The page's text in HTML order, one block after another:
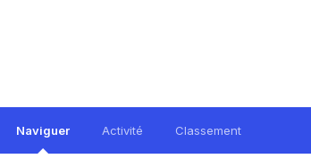
Naviguer Activité Classement